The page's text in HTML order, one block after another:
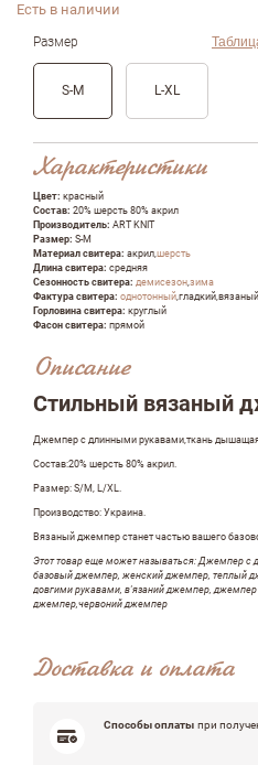
Есть в наличии
Размер
S-M L-XL
Характеристики
Цвет: красный
Состав: 20% шерсть 80% акрил
Производитель: ART KNIT
Размер: S-M
Материал свитера: акрил,шерсть
Длина свитера: средняя
Сезонность свитера: демисезон,зима
Фактура свитера: однотонный,гладкий,вязаный
Горловина свитера: круглый
Фасон свитера: прямой
Описание
Стильный вязаный
Джемпер с длинными рукавами,ткань
Состав:20% шерсть 80% акрил.
Размер: S/М, L/XL.
Производство: Украина.
Вязаный джемпер станет частью вашего
Этот товар еще может называться: Джемпер с
базовый джемпер, женский джемпер, теплый
довгими рукавами, в'язаний джемпер, джемпер
джемпер,червоний джемпер
Доставка и оплата
Способы оплаты при
Оставить отзыв